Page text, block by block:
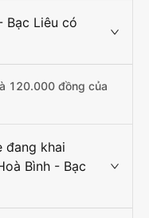
Bạc Liêu có
120.000 đồng của
đang khai
Bình - Bạc